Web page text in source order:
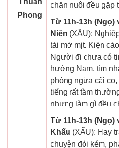
Thuần
Phong
chăn nuôi đều gặp
Từ 11h-13h (Ngọ)
Niên (XẤU):
tài mờ mịt. Kiện
Người đi chưa có
hướng Nam, tìm
phòng ngừa cãi
tiếng rất tầm
nhưng làm gì đều
Từ 11h-13h (Ngọ)
Khẩu (XẤU): Hay
chuyện đói kém,